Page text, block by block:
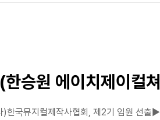
승원 에이치제이컬
국뮤지컬제작사협회, 제2기 임원 선출